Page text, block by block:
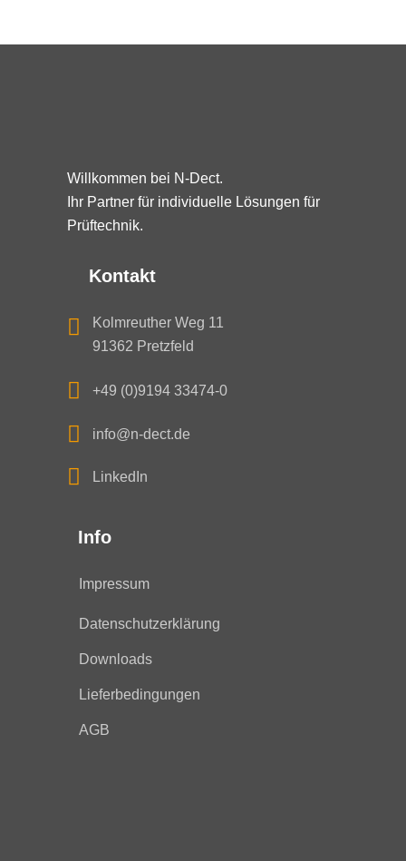
Willkommen bei N-Dect.
Ihr Partner für individuelle Lösungen für
Prüftechnik.
Kontakt
Kolmreuther Weg 11
91362 Pretzfeld
+49 (0)9194 33474-0
info@n-dect.de
LinkedIn
Info
Impressum
Datenschutzerklärung
Downloads
Lieferbedingungen
AGB